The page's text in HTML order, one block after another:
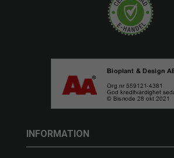
INFORMATION